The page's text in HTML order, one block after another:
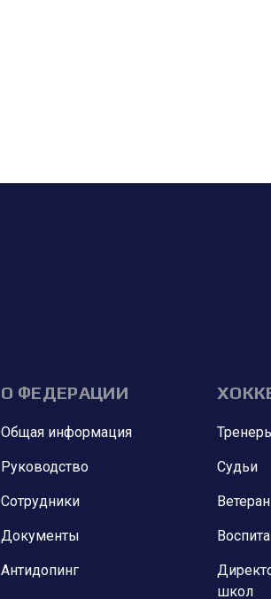
О ФЕДЕРАЦИИ
Общая информация
Руководство
Сотрудники
Документы
Антидопинг
Судьи
школ